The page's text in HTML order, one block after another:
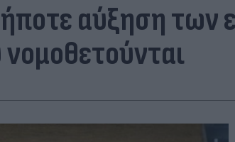
αύξηση